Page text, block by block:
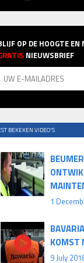
OP DE HOOGTE EN
NIEUWSBRIEF
BEKEKEN VIDEO'S
1
KOMST
9 July